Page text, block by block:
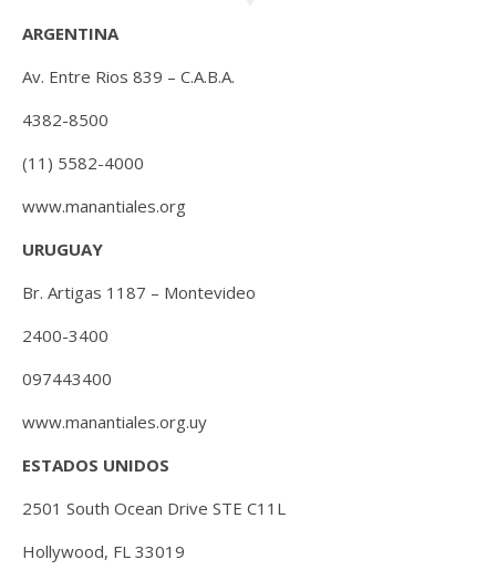
ARGENTINA
Av. Entre Rios 839 – C.A.B.A.
4382-8500
(11) 5582-4000
www.manantiales.org
URUGUAY
Br. Artigas 1187 – Montevideo
2400-3400
097443400
www.manantiales.org.uy
ESTADOS UNIDOS
2501 South Ocean Drive STE C11L
Hollywood, FL 33019